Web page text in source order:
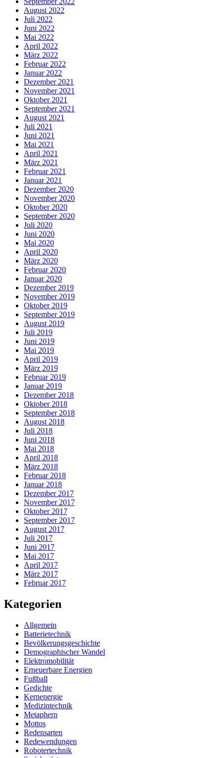
August 2022
Juli 2022
Juni 2022
Mai 2022
April 2022
März 2022
Februar 2022
Januar 2022
Dezember 2021
November 2021
Oktober 2021
September 2021
August 2021
Juli 2021
Juni 2021
Mai 2021
April 2021
März 2021
Februar 2021
Januar 2021
Dezember 2020
November 2020
Oktober 2020
September 2020
Juli 2020
Juni 2020
Mai 2020
April 2020
März 2020
Februar 2020
Januar 2020
Dezember 2019
November 2019
Oktober 2019
September 2019
August 2019
Juli 2019
Juni 2019
Mai 2019
April 2019
März 2019
Februar 2019
Januar 2019
Dezember 2018
Oktober 2018
September 2018
August 2018
Juli 2018
Juni 2018
Mai 2018
April 2018
März 2018
Februar 2018
Januar 2018
Dezember 2017
November 2017
Oktober 2017
September 2017
August 2017
Juli 2017
Juni 2017
Mai 2017
April 2017
März 2017
Februar 2017
Kategorien
Allgemein
Batterietechnik
Bevölkerungsgeschichte
Demographischer Wandel
Elektromobilität
Erneuerbare Energien
Fußball
Gedichte
Kernenergie
Medizintechnik
Metaphern
Mottos
Redensarten
Redewendungen
Robotertechnik